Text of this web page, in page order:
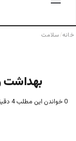
خانه/سلامت
0خواندن این مطلب 4 دقیقه زمان میبرد